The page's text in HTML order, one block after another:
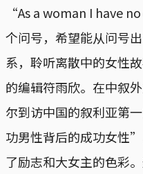
“As a woman I have
个问号，希望能从问号
系，聆听离散中的女性
的编辑符雨欣。在中叙
尔到访中国的叙利亚第
功男性背后的成功女
了励志和大女主的色彩